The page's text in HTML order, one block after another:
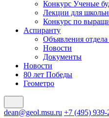
Конкурс Ученые
Лекции для
Конкурс по
Аспиранту
Объявления
Новости
Документы
Новости
80 лет Победы
Геометро
dean@geol.msu.ru +7 (495) 939-